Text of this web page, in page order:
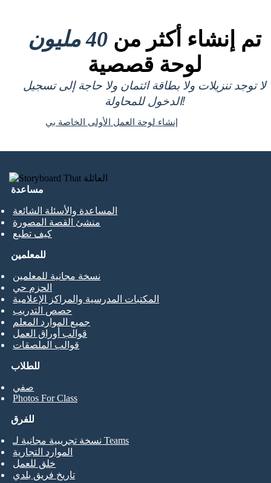
تم إنشاء أكثر من 40 مليون
لوحة قصصية
لا توجد تنزيلات ولا بطاقة ائتمان ولا حاجة إلى تسجيل
الدخول للمحاولة!
إنشاء لوحة العمل الأولى الخاصة بي
مساعدة
المساعدة والأسئلة الشائعة
منشئ القصة المصورة
كيف تطبع
للطلاب
صفي
Photos For Class
للمعلمين
نسخة مجانية للمعلمين
الحزم حي
المكتبات المدرسية والمراكز الإعلامية
حصص التدريب
جميع الموارد المعلم
قوالب أوراق العمل
قوالب الملصقات
للفرق
نسخة تجريبية مجانية لـ Teams
الموارد التجارية
خلق للعمل
تاريخ فريق بلدي